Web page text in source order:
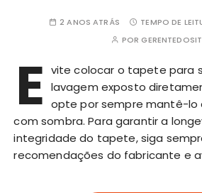
2 ANOS ATRÁS TEMPO DE
POR
E vite colocar o tapete para
lavagem exposto
opte por sempre mantê-lo
com sombra. Para garantir a
integridade do tapete, siga
recomendações do fabricante e